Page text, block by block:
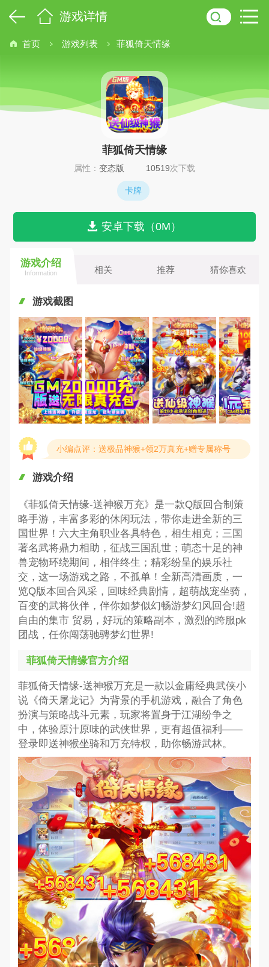
游戏详情
首页 游戏列表 菲狐倚天情缘
菲狐倚天情缘
属性： 变态版 10519次下载
卡牌
安卓下载（0M）
游戏介绍
Information 相关 推荐 猜你喜欢
游戏截图
小编点评：送极品神猴+领2万真充+赠专属称号
游戏介绍
《菲狐倚天情缘-送神猴万充》是一款Q版回合制策
略手游，丰富多彩的休闲玩法，带你走进全新的三
国世界！六大主角职业各具特色，相生相克；三国
著名武将鼎力相助，征战三国乱世；萌态十足的神
兽宠物环绕期间，相伴终生；精彩纷呈的娱乐社
交，这一场游戏之路，不孤单！全新高清画质，一
览Q版本回合风采，回味经典剧情，超萌战宠坐骑，
百变的武将伙伴，伴你如梦似幻畅游梦幻风回合!超
自由的集市 贸易，好玩的策略副本，激烈的跨服pk
团战，任你闯荡驰骋梦幻世界!
菲狐倚天情缘官方介绍
菲狐倚天情缘-送神猴万充是一款以金庸经典武侠小
说《倚天屠龙记》为背景的手机游戏，融合了角色
扮演与策略战斗元素，玩家将置身于江湖纷争之
中，体验原汁原味的武侠世界，更有超值福利——
登录即送神猴坐骑和万充特权，助你畅游武林。